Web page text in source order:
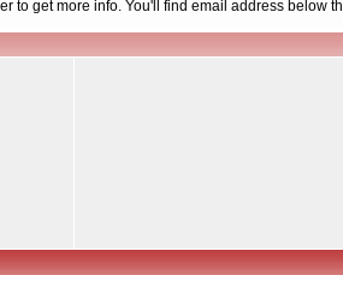
to get more info. You'll find email address below